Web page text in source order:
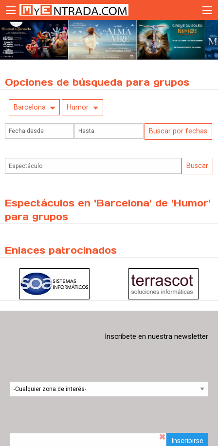
Opciones de búsqueda para grupos
Barcelona Humor
Espectáculos en 'Barcelona' de 'Humor'
para grupos
Enlaces patrocinados
Inscríbete en nuestra newsletter
Inscribirse